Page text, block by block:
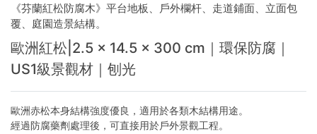
《芬蘭紅松防腐木》平台地板、戶外欄杆、走道鋪面、立面包
覆、庭園造景結構。
歐洲紅松|2.5 × 14.5 × 300 cm｜環保防腐｜
US1級景觀材｜刨光
歐洲赤松本身結構強度優良，適用於各類木結構用途。
經過防腐藥劑處理後，可直接用於戶外景觀工程。